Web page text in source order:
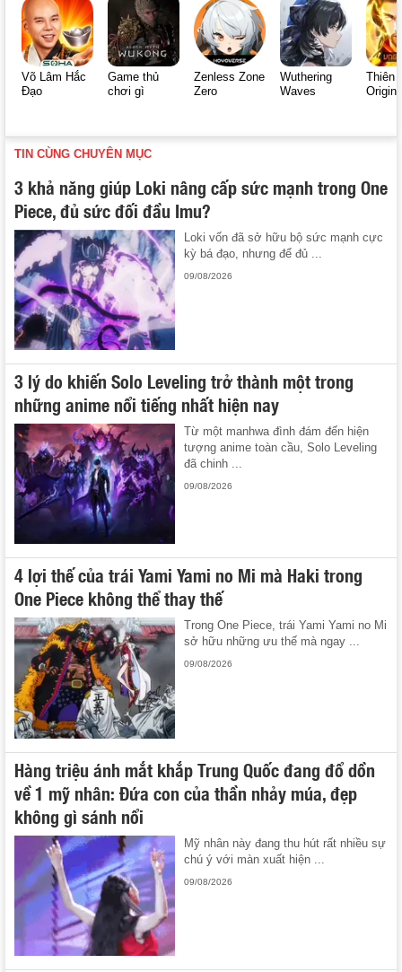
Võ Lâm Hắc
Đạo
Game thủ
chơi gì
Zenless Zone
Zero
Wuthering
Waves
Thiên
Origin
TIN CÙNG CHUYÊN MỤC
3 khả năng giúp Loki nâng cấp sức mạnh trong One
Piece, đủ sức đối đầu Imu?
Loki vốn đã sở hữu bộ sức mạnh cực
kỳ bá đạo, nhưng để đủ ...
09/08/2026
3 lý do khiến Solo Leveling trở thành một trong
những anime nổi tiếng nhất hiện nay
Từ một manhwa đình đám đến hiện
tượng anime toàn cầu, Solo Leveling
đã chinh ...
09/08/2026
4 lợi thế của trái Yami Yami no Mi mà Haki trong
One Piece không thể thay thế
Trong One Piece, trái Yami Yami no Mi
sở hữu những ưu thế mà ngay ...
09/08/2026
Hàng triệu ánh mắt khắp Trung Quốc đang đổ dồn
về 1 mỹ nhân: Đứa con của thần nhảy múa, đẹp
không gì sánh nổi
Mỹ nhân này đang thu hút rất nhiều sự
chú ý với màn xuất hiện ...
09/08/2026